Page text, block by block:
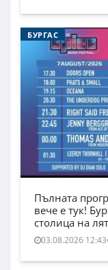
БУРГАС
Пълната
вече е тук!
столица на
03.08.2026